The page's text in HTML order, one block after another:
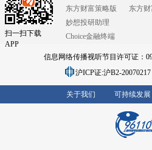
扫一扫下载
APP
东方财富策略版
妙想投研助理
Choice金融终端
东方
信息网络传播视听节目许可证：
沪ICP证:沪B2-20070217
关于我们 可持续发展